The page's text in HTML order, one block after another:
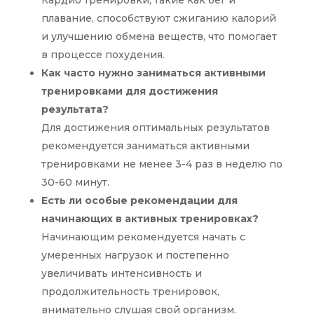
плавание, способствуют сжиганию калорий
и улучшению обмена веществ, что помогает
в процессе похудения.
Как часто нужно заниматься активными
тренировками для достижения
результата?
Для достижения оптимальных результатов
рекомендуется заниматься активными
тренировками не менее 3-4 раз в неделю по
30-60 минут.
Есть ли особые рекомендации для
начинающих в активных тренировках?
Начинающим рекомендуется начать с
умеренных нагрузок и постепенно
увеличивать интенсивность и
продолжительность тренировок,
внимательно слушая свой организм.